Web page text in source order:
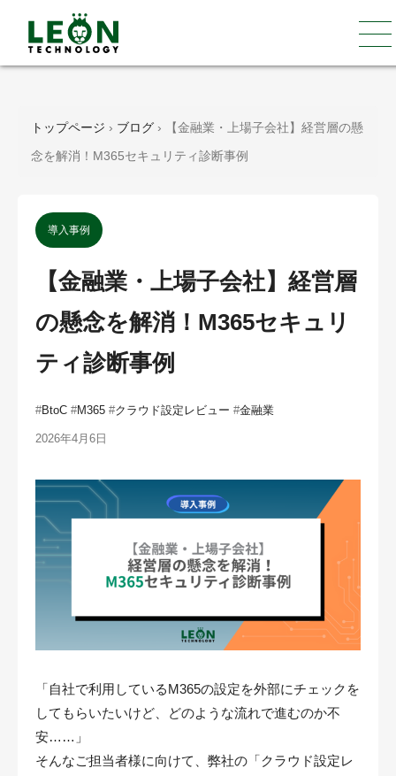
トップページ › ブログ ›
【金融業・上場子会社】経営層の懸
念を解消！M365セキュリティ診断事例
導入事例
【金融業・上場子会社】経営層
の懸念を解消！M365セキュリ
ティ診断事例
#BtoC #M365 #クラウド設定レビュー #金融業
2026年4月6日
「自社で利用しているM365の設定を外部にチェックを
してもらいたいけど、どのような流れで進むのか不
安……」
そんなご担当者様に向けて、弊社の「クラウド設定レ